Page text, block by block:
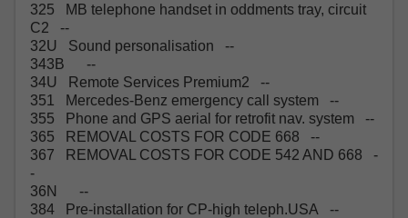
325 MB telephone handset in oddments tray, circuit
C2 --
32U Sound personalisation --
343B --
34U Remote Services Premium2 --
351 Mercedes-Benz emergency call system --
355 Phone and GPS aerial for retrofit nav. system --
365 REMOVAL COSTS FOR CODE 668 --
367 REMOVAL COSTS FOR CODE 542 AND 668 -
-
36N --
384 Pre-installation for CP-high teleph.USA --